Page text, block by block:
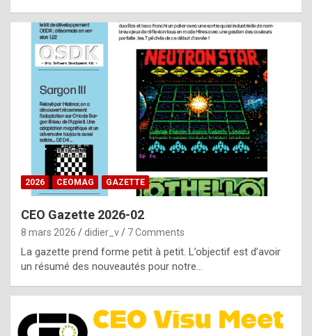
o
m
m
a
y
b
e
b
y
g
e
n
u
i
n
2026 CEOMAG GAZETTE
CEO Gazette 2026-02
8 mars 2026 didier_v 7 Comments
La gazette prend forme petit à petit. L’objectif est d’avoir
un résumé des nouveautés pour notre…